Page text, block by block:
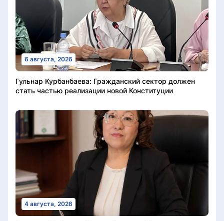
6 августа, 2026
Гульнар Курбанбаева: Гражданский сектор должен
стать частью реализации новой Конституции
4 августа, 2026